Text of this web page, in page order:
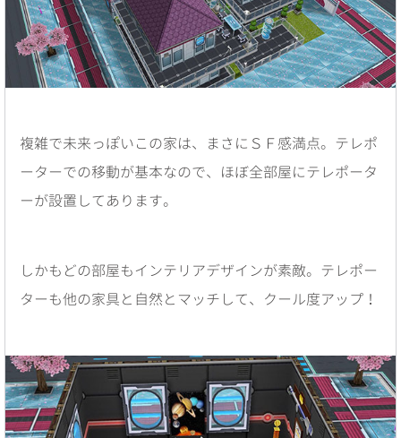
複雑で未来っぽいこの家は、まさにＳＦ感満点。テレポ
ーターでの移動が基本なので、ほぼ全部屋にテレポータ
ーが設置してあります。
しかもどの部屋もインテリアデザインが素敵。テレポー
ターも他の家具と自然とマッチして、クール度アップ！